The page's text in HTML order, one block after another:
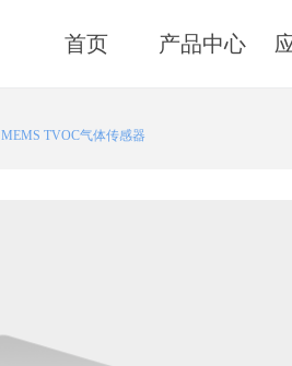
首页 产品中心
MEMS TVOC气体传感器